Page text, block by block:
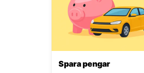
Spara pengar